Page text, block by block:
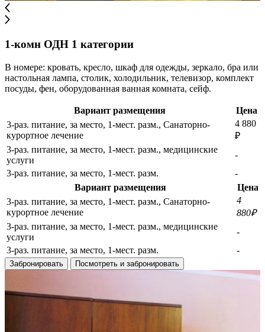
1-комн ОДН 1 категории
В номере: кровать, кресло, шкаф для одежды, зеркало, бра или
настольная лампа, столик, холодильник, телевизор, комплект
посуды, фен, оборудованная ванная комната, сейф.
Вариант размещения
Цена
3-раз. питание, за место, 1-мест. разм., Санаторно-
курортное лечение
4 880
₽
3-раз. питание, за место, 1-мест. разм., медицинские
услуги
-
3-раз. питание, за место, 1-мест. разм.
-
Вариант размещения
Цена
3-раз. питание, за место, 1-мест. разм., Санаторно-
курортное лечение
4
880₽
3-раз. питание, за место, 1-мест. разм., медицинские
услуги
-
3-раз. питание, за место, 1-мест. разм.
-
Забронировать Посмотреть и забронировать